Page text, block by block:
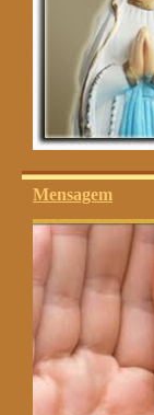
Mensagem